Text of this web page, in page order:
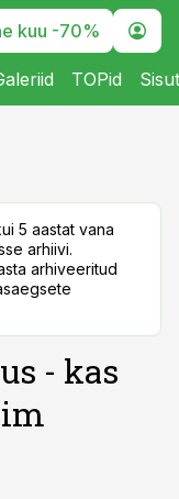
kuu -70%
TOPid
5 aastat vana
arhiivi.
arhiveeritud
- kas